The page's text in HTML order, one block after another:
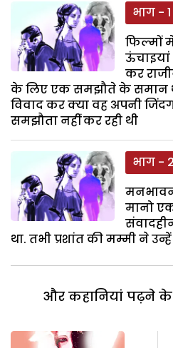
भाग - 1
फिल्मों
ऊंचाइयां
कर
के लिए एक समझौते के समान
विवाद कर क्या वह अपनी
समझौता नहीं कर रही थी
भाग - 2
मानो
था. तभी प्रशांत की मम्मी ने
और कहानियां पढ़ने